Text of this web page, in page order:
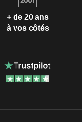
+ de 20 ans
à vos côtés